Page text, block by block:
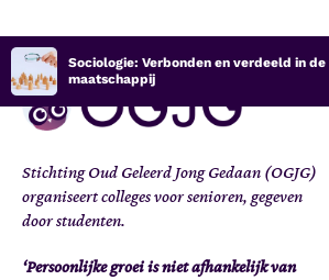
Sociologie: Verbonden en verdeeld in de
maatschappij
Stichting Oud Geleerd Jong Gedaan (OGJG)
organiseert colleges voor senioren, gegeven
door studenten.
‘Persoonlijke groei is niet afhankelijk van